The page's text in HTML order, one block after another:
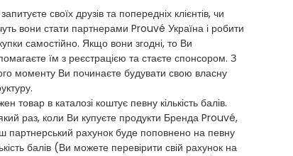
своїх друзів та попередніх клієнтів, чи
вони стати партнерами Prouvé Україна і робити
самостійно. Якщо вони згодні, то Ви
їм з реєстрацією та стаєте спонсором. З
моменту Ви починаєте будувати свою власну
товар в каталозі коштує певну кількість балів.
раз, коли Ви купуєте продукти Бренда Prouvé,
партнерський рахунок буде поповнено на певну
балів (Ви можете перевірити свій рахунок на